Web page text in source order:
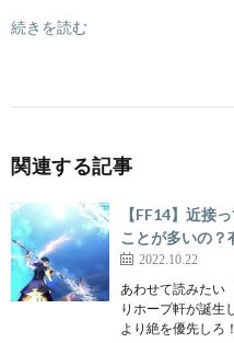
続きを読む
関連する記事
【FF14】近接
ことが多いの？
2022.10.22
あわせて読みたい
りホープ軒が誕生
より絶を優先しろ